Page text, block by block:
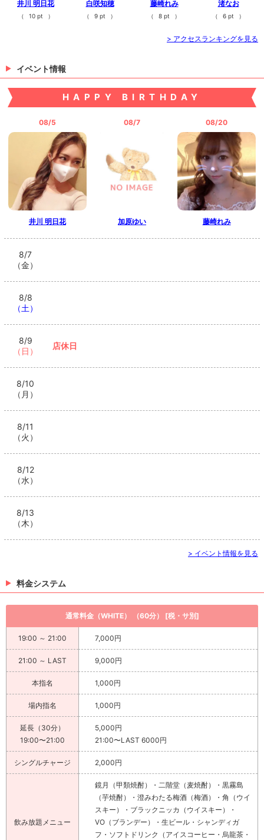
井川 明日花
（ 10 pt ）
白咲知穂
（ 9 pt ）
藤崎れみ
（ 8 pt ）
渚なお
（ 6 pt ）
> アクセスランキングを見る
イベント情報
HAPPY BIRTHDAY
08/5
井川 明日花
08/7
加原ゆい
08/20
藤崎れみ
8/7
（金）
8/8
（土）
8/9
（日）
店休日
8/10
（月）
8/11
（火）
8/12
（水）
8/13
（木）
> イベント情報を見る
料金システム
通常料金（WHITE） （60分） [税・サ別]
19:00 ～ 21:00 7,000円
21:00 ～ LAST 9,000円
本指名 1,000円
場内指名 1,000円
延長（30分）
19:00〜21:00
5,000円
21:00〜LAST 6000円
シングルチャージ 2,000円
飲み放題メニュー
鏡月（甲類焼酎）・二階堂（麦焼酎）・黒霧島
（芋焼酎）・澄みわたる梅酒（梅酒）・角（ウイ
スキー）・ブラックニッカ（ウイスキー）・
VO（ブランデー）・生ビール・シャンディガ
フ・ソフトドリンク（アイスコーヒー・烏龍茶・